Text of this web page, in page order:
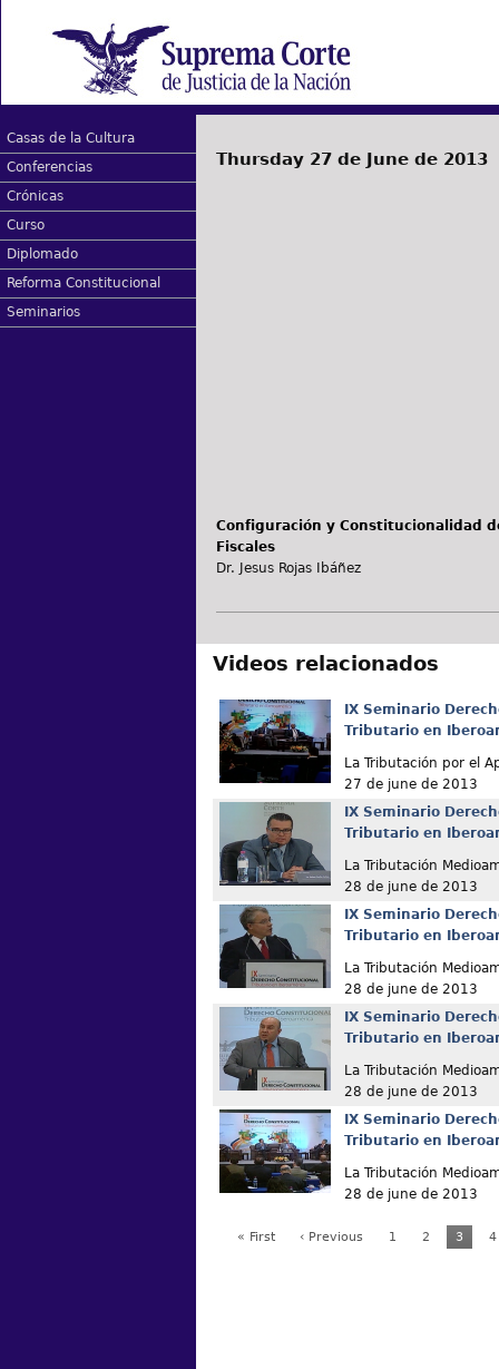
Casas de la Cultura
Conferencias
Crónicas
Curso
Diplomado
Reforma Constitucional
Seminarios
Thursday 27 de June de 2013
Configuración y Constitucionalidad
Fiscales
Dr. Jesus Rojas Ibáñez
Videos relacionados
IX Seminario
Tributario en
La Tributación por el
27 de june de 2013
IX Seminario
Tributario en
La Tributación
28 de june de 2013
IX Seminario
Tributario en
La Tributación
28 de june de 2013
IX Seminario
Tributario en
La Tributación
28 de june de 2013
IX Seminario
Tributario en
La Tributación
28 de june de 2013
« First ‹ Previous 1 2 3 4